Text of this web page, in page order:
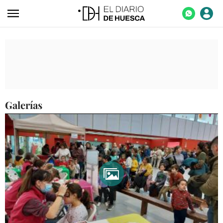
AGROALIMENTACIÓN
DEPORTES
CULTURA
SOCIEDAD
OPINIÓN
GALERÍAS
Galerías